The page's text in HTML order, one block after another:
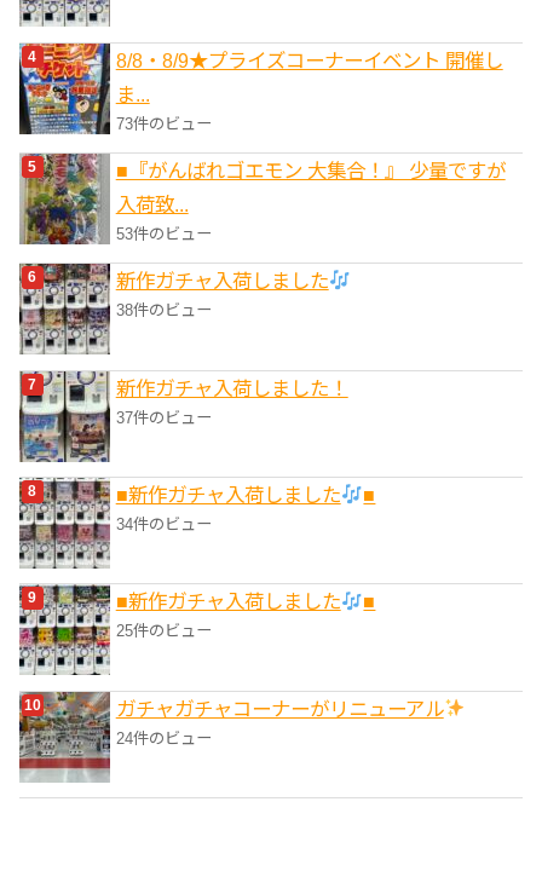
8/8・8/9★プライズコーナーイベント 開催し
ま...
73件のビュー
■『がんばれゴエモン 大集合！』 少量ですが
入荷致...
53件のビュー
新作ガチャ入荷しました
38件のビュー
新作ガチャ入荷しました！
37件のビュー
■新作ガチャ入荷しました ■
34件のビュー
■新作ガチャ入荷しました ■
25件のビュー
ガチャガチャコーナーがリニューアル
24件のビュー